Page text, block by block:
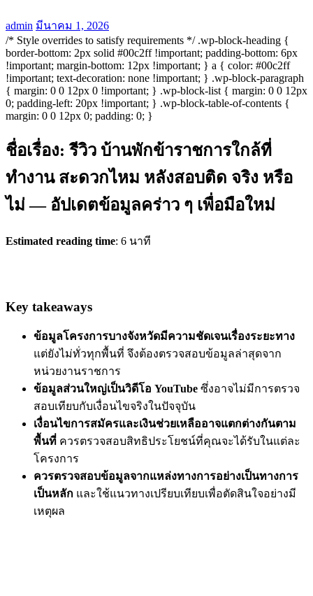
admin มีนาคม 1, 2026
/* Style overrides to satisfy requirements */ .wp-block-heading {
border-bottom: 2px solid #00c2ff !important; padding-bottom: 6px
!important; margin-bottom: 12px !important; } a { color: #00c2ff
!important; text-decoration: none !important; } .wp-block-paragraph
{ margin: 0 0 12px 0 !important; } .wp-block-list { margin: 0 0 12px
0; padding-left: 20px !important; } .wp-block-table-of-contents {
margin: 0 0 12px 0; padding: 0; }
ชื่อเรื่อง: รีวิว บ้านพักข้าราชการใกล้ที่
ทำงาน สะดวกไหม หลังสอบติด จริง หรือ
ไม่ — อัปเดตข้อมูลคร่าว ๆ เพื่อมือใหม่
Estimated reading time: 6 นาที
Key takeaways
ข้อมูลโครงการบางจังหวัดมีความชัดเจนเรื่องระยะทาง
แต่ยังไม่ทั่วทุกพื้นที่ จึงต้องตรวจสอบข้อมูลล่าสุดจาก
หน่วยงานราชการ
ข้อมูลส่วนใหญ่เป็นวิดีโอ YouTube ซึ่งอาจไม่มีการตรวจ
สอบเทียบกับเงื่อนไขจริงในปัจจุบัน
เงื่อนไขการสมัครและเงินช่วยเหลืออาจแตกต่างกันตาม
พื้นที่ ควรตรวจสอบสิทธิประโยชน์ที่คุณจะได้รับในแต่ละ
โครงการ
ควรตรวจสอบข้อมูลจากแหล่งทางการอย่างเป็นทางการ
เป็นหลัก และใช้แนวทางเปรียบเทียบเพื่อตัดสินใจอย่างมี
เหตุผล